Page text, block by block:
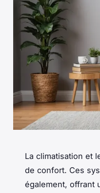
La climatisation et
de confort. Ces
également, offrant